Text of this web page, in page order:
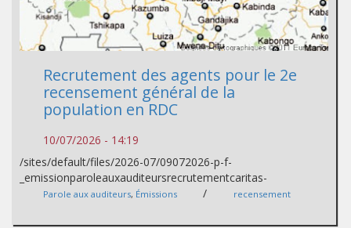
Recrutement des agents pour le 2e
recensement général de la
population en RDC
10/07/2026 - 14:19
/sites/default/files/2026-07/09072026-p-f-
_emissionparoleauxauditeursrecrutementcaritas-
Parole aux auditeurs, Émissions / recensement